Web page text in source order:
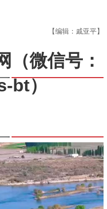
【编辑：戚亚平】
（微信号：
bt）